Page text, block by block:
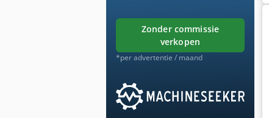
zonder commissie
verkopen
*per advertentie / maand